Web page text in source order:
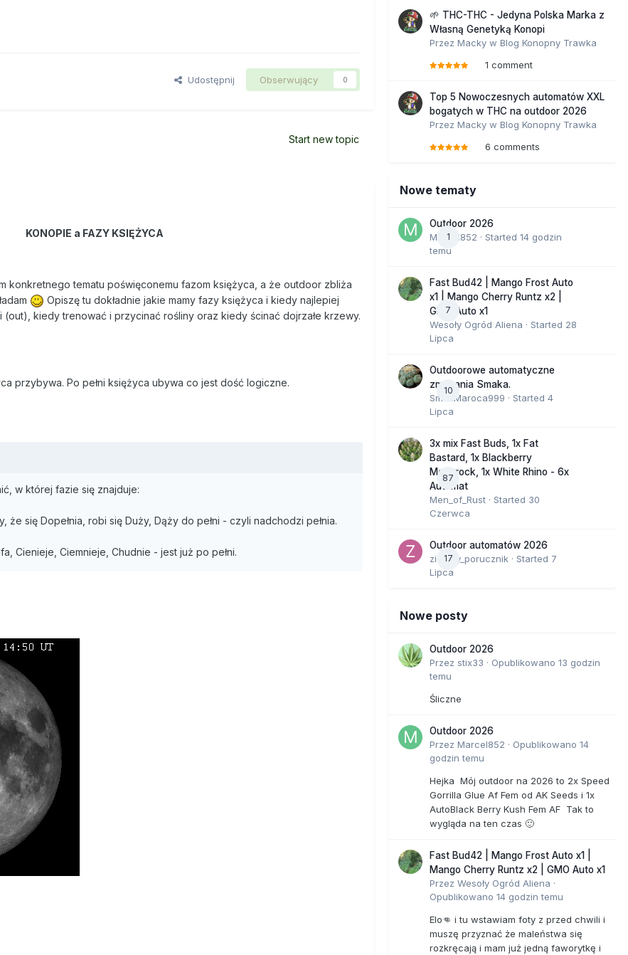
Udostępnij Obserwujący 0
Start new topic
KONOPIE a FAZY KSIĘŻYCA
konkretnego tematu poświęconemu fazom księżyca, a że outdoor zbliża
Opiszę tu dokładnie jakie mamy fazy księżyca i kiedy najlepiej
(out), kiedy trenować i przycinać rośliny oraz kiedy ścinać dojrzałe krzewy.
przybywa. Po pełni księżyca ubywa co jest dość logiczne.
w której fazie się znajduje:
że się Dopełnia, robi się Duży, Dąży do pełni - czyli nadchodzi pełnia.
Cienieje, Ciemnieje, Chudnie - jest już po pełni.
🌱 THC-THC - Jedyna Polska Marka z
Własną Genetyką Konopi
Przez Macky w Blog Konopny Trawka
1 comment
Top 5 Nowoczesnych automatów XXL
bogatych w THC na outdoor 2026
Przez Macky w Blog Konopny Trawka
6 comments
Nowe tematy
1
Outdoor 2026
Marcel852 · Started 14 godzin
temu
7
Fast Bud42 | Mango Frost Auto
x1 | Mango Cherry Runtz x2 |
GMO Auto x1
Wesoły Ogród Aliena · Started 28
Lipca
10
Outdoorowe automatyczne
zmagania Smaka.
SmakMaroca999 · Started 4
Lipca
87
3x mix Fast Buds, 1x Fat
Bastard, 1x Blackberry
Moonrock, 1x White Rhino - 6x
Automat
Men_of_Rust · Started 30
Czerwca
17
Outdoor automatów 2026
zielony_porucznik · Started 7
Lipca
Nowe posty
Outdoor 2026
Przez stix33 · Opublikowano 13 godzin
temu
Śliczne
Outdoor 2026
Przez Marcel852 · Opublikowano 14
godzin temu
Hejka Mój outdoor na 2026 to 2x Speed
Gorrilla Glue Af Fem od AK Seeds i 1x
AutoBlack Berry Kush Fem AF Tak to
wygląda na ten czas 🙂
Fast Bud42 | Mango Frost Auto x1 |
Mango Cherry Runtz x2 | GMO Auto x1
Przez Wesoły Ogród Aliena ·
Opublikowano 14 godzin temu
Elo👊 i tu wstawiam foty z przed chwili i
muszę przyznać że maleństwa się
rozkręcają i mam już jedną faworytkę i